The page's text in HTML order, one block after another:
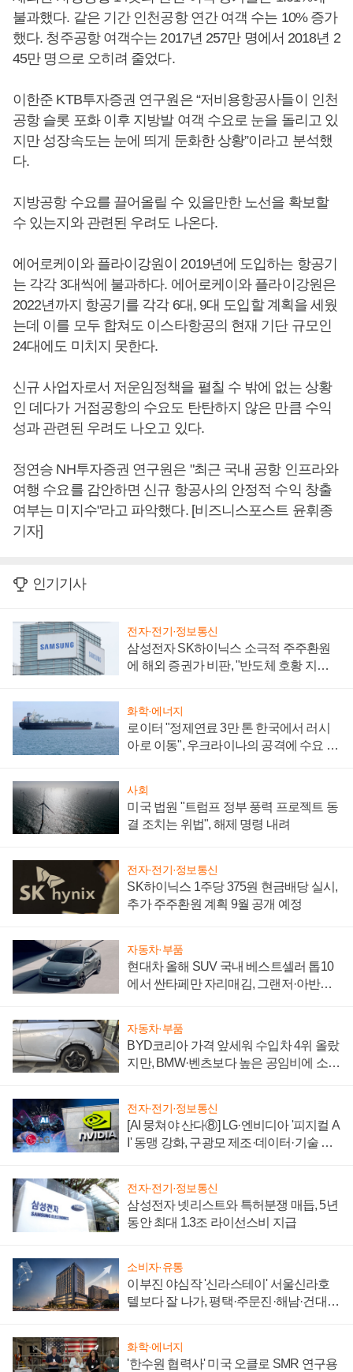
불과했다. 같은 기간 인천공항 연간 여객 수는 10% 증가
했다. 청주공항 여객수는 2017년 257만 명에서 2018년 2
45만 명으로 오히려 줄었다.
이한준 KTB투자증권 연구원은 “저비용항공사들이 인천
공항 슬롯 포화 이후 지방발 여객 수요로 눈을 돌리고 있
지만 성장속도는 눈에 띄게 둔화한 상황”이라고 분석했
다.
지방공항 수요를 끌어올릴 수 있을만한 노선을 확보할
수 있는지와 관련된 우려도 나온다.
에어로케이와 플라이강원이 2019년에 도입하는 항공기
는 각각 3대씩에 불과하다. 에어로케이와 플라이강원은
2022년까지 항공기를 각각 6대, 9대 도입할 계획을 세웠
는데 이를 모두 합쳐도 이스타항공의 현재 기단 규모인
24대에도 미치지 못한다.
신규 사업자로서 저운임정책을 펼칠 수 밖에 없는 상황
인 데다가 거점공항의 수요도 탄탄하지 않은 만큼 수익
성과 관련된 우려도 나오고 있다.
정연승 NH투자증권 연구원은 "최근 국내 공항 인프라와
여행 수요를 감안하면 신규 항공사의 안정적 수익 창출
여부는 미지수"라고 파악했다. [비즈니스포스트 윤휘종
기자]
인기기사
전자·전기·정보통신
삼성전자 SK하이닉스 소극적 주주환원
에 해외 증권가 비판, "반도체 호황 지속
화학·에너지
로이터 "정제연료 3만 톤 한국에서 러시
아로 이동", 우크라이나의 공격에 수요 늘
사회
미국 법원 "트럼프 정부 풍력 프로젝트 동
결 조치는 위법", 해제 명령 내려
전자·전기·정보통신
SK하이닉스 1주당 375원 현금배당 실시,
추가 주주환원 계획 9월 공개 예정
자동차·부품
현대차 올해 SUV 국내 베스트셀러 톱10
에서 싼타페만 자리매김, 그랜저·아반떼
자동차·부품
BYD코리아 가격 앞세워 수입차 4위 올랐
지만, BMW·벤츠보다 높은 공임비에 소비
전자·전기·정보통신
[AI 뭉쳐야 산다⑧] LG·엔비디아 '피지컬 A
I' 동맹 강화, 구광모 제조·데이터·기술 결
전자·전기·정보통신
삼성전자 넷리스트와 특허분쟁 매듭, 5년
동안 최대 1.3조 라이선스비 지급
소비자·유통
이부진 야심작 '신라스테이' 서울신라호
텔보다 잘 나가, 평택·주문진·해남·건대로
화학·에너지
'한수원 협력사' 미국 오클로 SMR 연구용